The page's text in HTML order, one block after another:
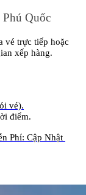
Quốc
vé trực tiếp hoặc
xếp hàng.
vé).
điểm.
Phí: Cập Nhật